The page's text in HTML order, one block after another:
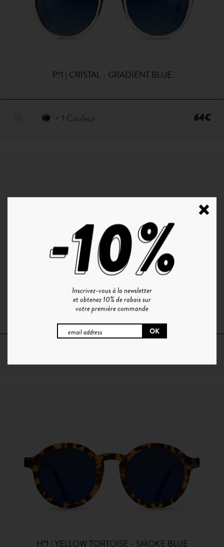
P°1 | CRISTAL - GRADIENT BLUE
+ 1 Couleur 64€
P°1 | CHAMPAGNE - SMOKE GREEN
H°1 | YELLOW TORTOISE - SMOKE BLUE
Inscrivez-vous à la newsletter
et obtenez 10% de rabais sur
votre première commande